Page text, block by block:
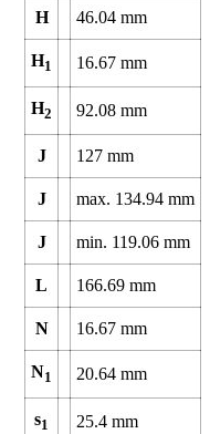
H 46.04 mm
H1 16.67 mm
H2 92.08 mm
J 127 mm
J max. 134.94 mm
J min. 119.06 mm
L 166.69 mm
N 16.67 mm
N1 20.64 mm
s1 25.4 mm